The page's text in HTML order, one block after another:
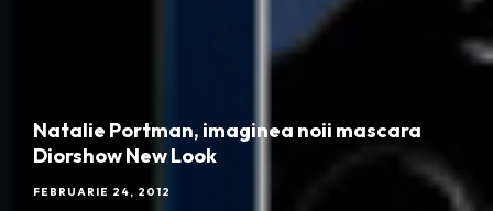
Natalie Portman, imaginea noii mascara
Diorshow New Look
FEBRUARIE 24, 2012